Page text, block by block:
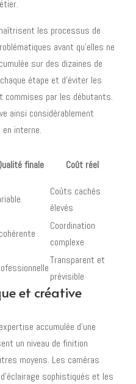
les processus de
avant qu'elles ne
sur des dizaines de
étape et d'éviter les
commises par les débutants.
ainsi considérablement
interne.
finale Coût réel
Coûts cachés
élevés
Coordination
complexe
Transparent et
prévisible
et créative
accumulée d'une
un niveau de finition
moyens. Les caméras
sophistiqués et les